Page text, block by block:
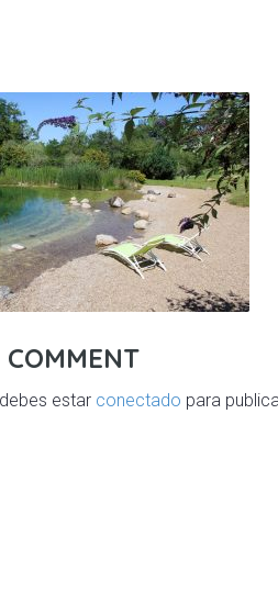
COMMENT
estar conectado para